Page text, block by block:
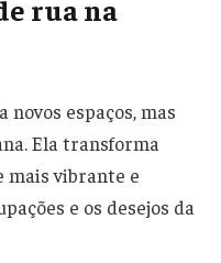
rua na
espaços, mas
Ela transforma
mais vibrante e
e os desejos da